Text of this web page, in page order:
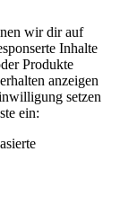
wir dir auf
Inhalte
Produkte
anzeigen
setzen
ein: